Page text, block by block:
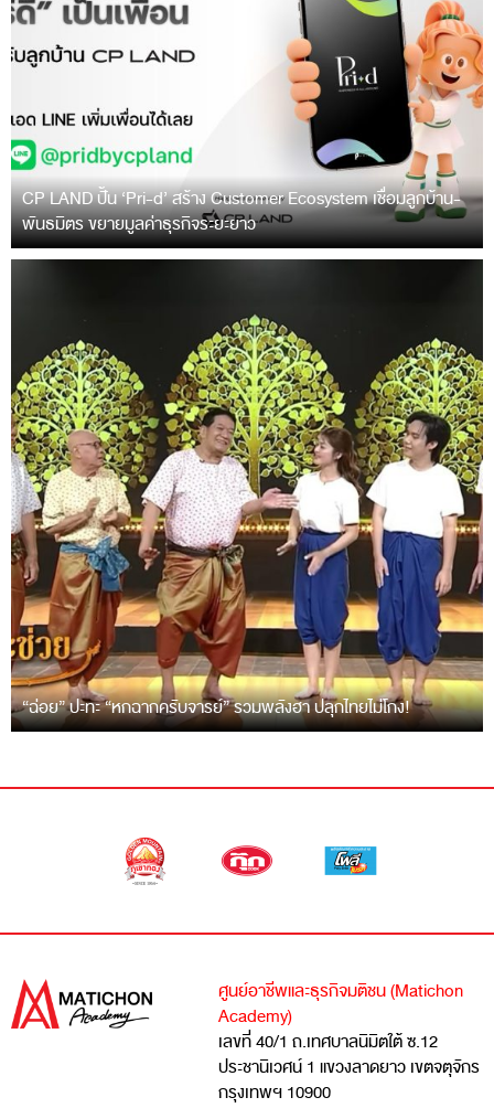
CP LAND ปั้น ‘Pri-d’ สร้าง Customer Ecosystem เชื่อมลูกบ้าน-
พันธมิตร ขยายมูลค่าธุรกิจระยะยาว
“ฉ่อย” ปะทะ “หกฉากครับจารย์” รวมพลังฮา ปลุกไทยไม่โกง!
ศูนย์อาชีพและธุรกิจมติชน (Matichon
Academy)
เลขที่ 40/1 ถ.เทศบาลนิมิตใต้ ซ.12
ประชานิเวศน์ 1 แขวงลาดยาว เขตจตุจักร
กรุงเทพฯ 10900